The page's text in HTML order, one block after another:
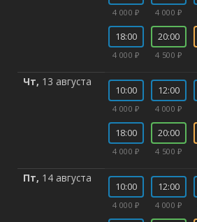
4 000 ₽ 4 000 ₽
18:00
4 000 ₽
20:00
4 500 ₽
Чт, 13 августа
10:00
4 000 ₽
12:00
4 000 ₽
18:00
4 000 ₽
20:00
4 500 ₽
Пт, 14 августа
10:00
4 000 ₽
12:00
4 000 ₽